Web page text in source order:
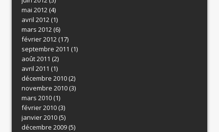
mai 2012(4)
avril 2012(1)
mars 2012(6)
février 2012(17)
septembre 2011 (1)
août 2011 (2)
avril 2011 (1)
décembre 2010(2)
novembre 2010(3)
mars 2010(1)
février 2010(3)
janvier 2010(5)
décembre 2009(5)